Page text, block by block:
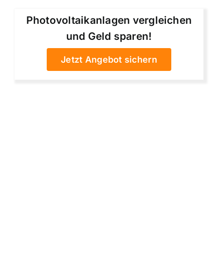
Photovoltaikanlagen vergleichen
und Geld sparen!
Jetzt Angebot sichern